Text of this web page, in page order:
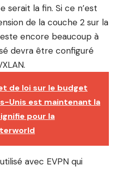
serait la fin. Si ce n’est
de la couche 2 sur la
encore beaucoup à
devra être configuré
de loi sur le budget
Unis est maintenant la
pour la
avec EVPN qui